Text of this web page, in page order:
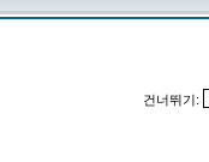
건너뛰기: